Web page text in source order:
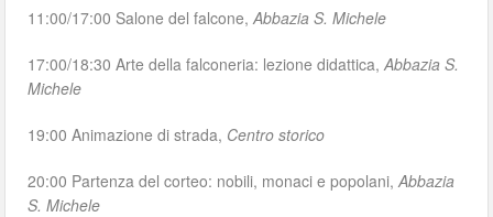
11:00/17:00 Salone del falcone,Abbazia S. Michele
17:00/18:30 Arte della falconeria: lezione didattica,Abbazia S.
Michele
19:00 Animazione di strada, Centro storico
20:00 Partenza del corteo: nobili, monaci e popolani,Abbazia
S. Michele